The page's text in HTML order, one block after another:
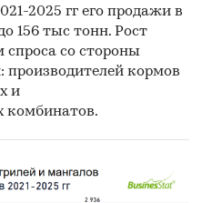
рынка
создания
области и
операторам
2025 гг его продажи в
156 тыс тонн. Рост
спроса со стороны
производителей кормов
и
комбинатов.